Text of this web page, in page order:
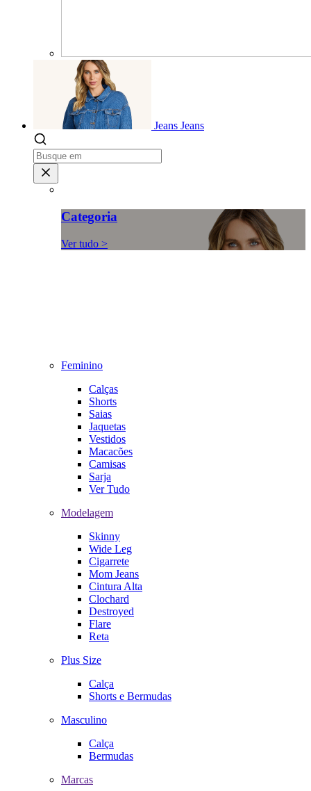
Jeans Jeans
Categoria
Ver tudo >
Feminino
Calças
Shorts
Saias
Jaquetas
Vestidos
Macacões
Camisas
Sarja
Ver Tudo
Modelagem
Skinny
Wide Leg
Cigarrete
Mom Jeans
Cintura Alta
Clochard
Destroyed
Flare
Reta
Plus Size
Calça
Shorts e Bermudas
Masculino
Calça
Bermudas
Marcas